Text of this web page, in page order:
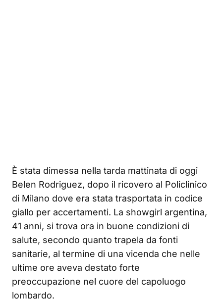
È stata dimessa nella tarda mattinata di oggi
Belen Rodriguez, dopo il ricovero al Policlinico
di Milano dove era stata trasportata in codice
giallo per accertamenti. La showgirl argentina,
41 anni, si trova ora in buone condizioni di
salute, secondo quanto trapela da fonti
sanitarie, al termine di una vicenda che nelle
ultime ore aveva destato forte
preoccupazione nel cuore del capoluogo
lombardo.